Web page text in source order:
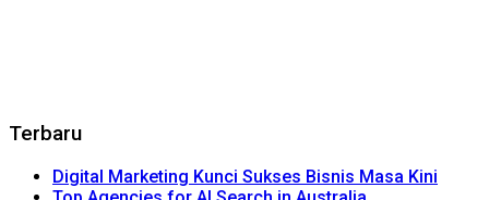
Terbaru
Digital Marketing Kunci Sukses Bisnis Masa Kini